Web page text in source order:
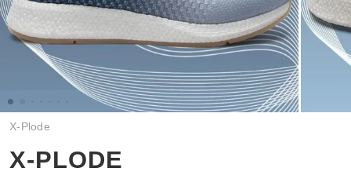
X-Plode
X-PLODE